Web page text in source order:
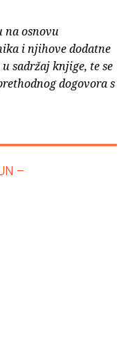
na osnovu
i njihove dodatne
sadržaj knjige, te se
dogovora s
–